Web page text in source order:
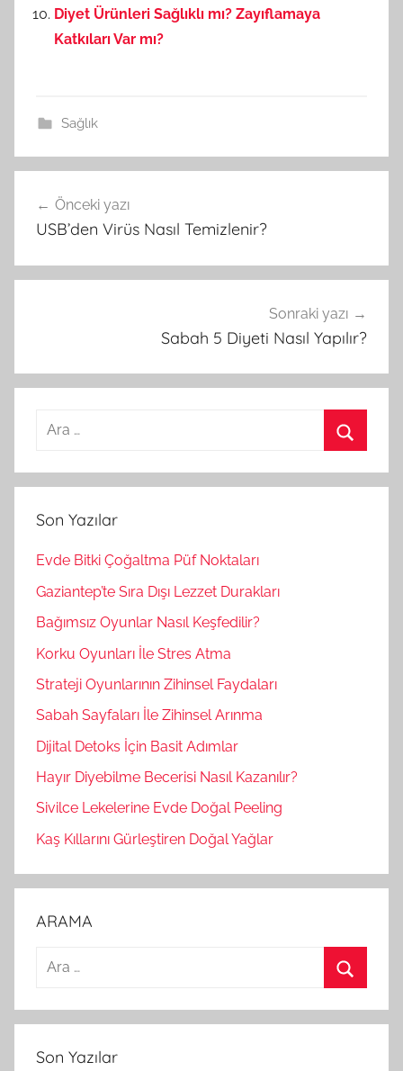
Diyet Ürünleri Sağlıklı mı? Zayıflamaya
Katkıları Var mı?
Sağlık
Yazı
gezinmesi
Önceki yazı
USB’den Virüs Nasıl Temizlenir?
Sonraki yazı
Sabah 5 Diyeti Nasıl Yapılır?
a
a
r
Son Yazılar
Evde Bitki Çoğaltma Püf Noktaları
Gaziantep’te Sıra Dışı Lezzet Durakları
Bağımsız Oyunlar Nasıl Keşfedilir?
Korku Oyunları İle Stres Atma
Strateji Oyunlarının Zihinsel Faydaları
Sabah Sayfaları İle Zihinsel Arınma
Dijital Detoks İçin Basit Adımlar
Hayır Diyebilme Becerisi Nasıl Kazanılır?
Sivilce Lekelerine Evde Doğal Peeling
Kaş Kıllarını Gürleştiren Doğal Yağlar
ARAMA
a
a
r
Son Yazılar